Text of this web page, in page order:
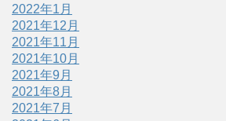
2022年1月
2021年12月
2021年11月
2021年10月
2021年9月
2021年8月
2021年7月